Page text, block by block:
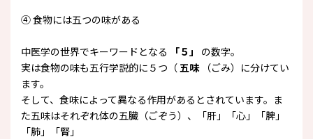
④ 食物には五つの味がある
中医学の世界でキーワードとなる 「５」
の数字。
実は食物の味も五行学説的に５つ（五味（ごみ）に分けてい
ます。
そして、食味によって異なる作用があるとされています。ま
た五味はそれぞれ体の五臓（ごぞう）、「肝」「心」「脾」
「肺」「腎」